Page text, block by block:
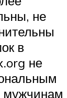
не
в
не
мужчинам